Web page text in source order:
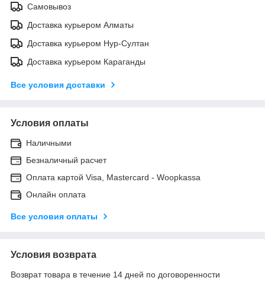
Самовывоз
Доставка курьером Алматы
Доставка курьером Нур-Султан
Доставка курьером Караганды
Все условия доставки
Условия оплаты
Наличными
Безналичный расчет
Оплата картой Visa, Mastercard - Woopkassa
Онлайн оплата
Все условия оплаты
Условия возврата
Возврат товара в течение 14 дней по договоренности